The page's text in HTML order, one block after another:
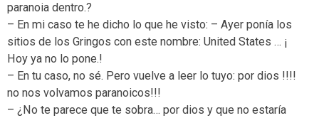
paranoia dentro.?
– En mi caso te he dicho lo que he visto: – Ayer ponía los
sitios de los Gringos con este nombre: United States … ¡
Hoy ya no lo pone.!
– En tu caso, no sé. Pero vuelve a leer lo tuyo: por dios !!!!
no nos volvamos paranoicos!!!
– ¿No te parece que te sobra… por dios y que no estaría